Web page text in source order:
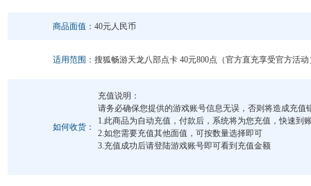
商品面值： 40元人民币
适用范围： 搜狐畅游天龙八部点卡 40元800点（官方直充享受官方活动
如何收货：
充值说明：
请务必确保您提供的游戏账号信息无误，否则将造成充值
1.此商品为自动充值，付款后，系统将为您充值，快速到
2.如您需要充值其他面值，可按数量选择即可
3.充值成功后请登陆游戏账号即可看到充值金额